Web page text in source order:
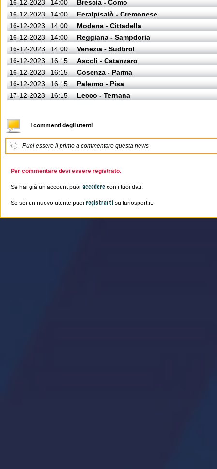
16-12-2023
14:00
Brescia - Como
16-12-2023
14:00
Feralpisalò - Cremonese
16-12-2023
14:00
Modena - Cittadella
16-12-2023
14:00
Reggiana - Sampdoria
16-12-2023
14:00
Venezia - Sudtirol
16-12-2023
16:15
Ascoli - Catanzaro
16-12-2023
16:15
Cosenza - Parma
16-12-2023
16:15
Palermo - Pisa
17-12-2023
16:15 Lecco - Ternana
I commenti degli utenti
Puoi essere il primo a commentare questa news
Per commentare devi essere registrato.
Se hai già un account puoi accedere con i tuoi dati.
Se sei un nuovo utente puoi registrarti su lariosport.it.